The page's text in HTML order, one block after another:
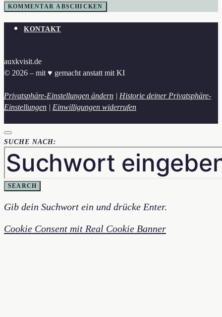
KONTAKT
auxkvisit.de
© 2026 – mit ♥︎ gemacht anstatt mit KI
Privatsphäre-Einstellungen ändern | Historie deiner Privatsphäre-
Einstellungen | Einwilligungen widerrufen
SUCHE NACH:
SEARCH
Gib dein Suchwort ein und drücke Enter.
Cookie Consent mit Real Cookie Banner